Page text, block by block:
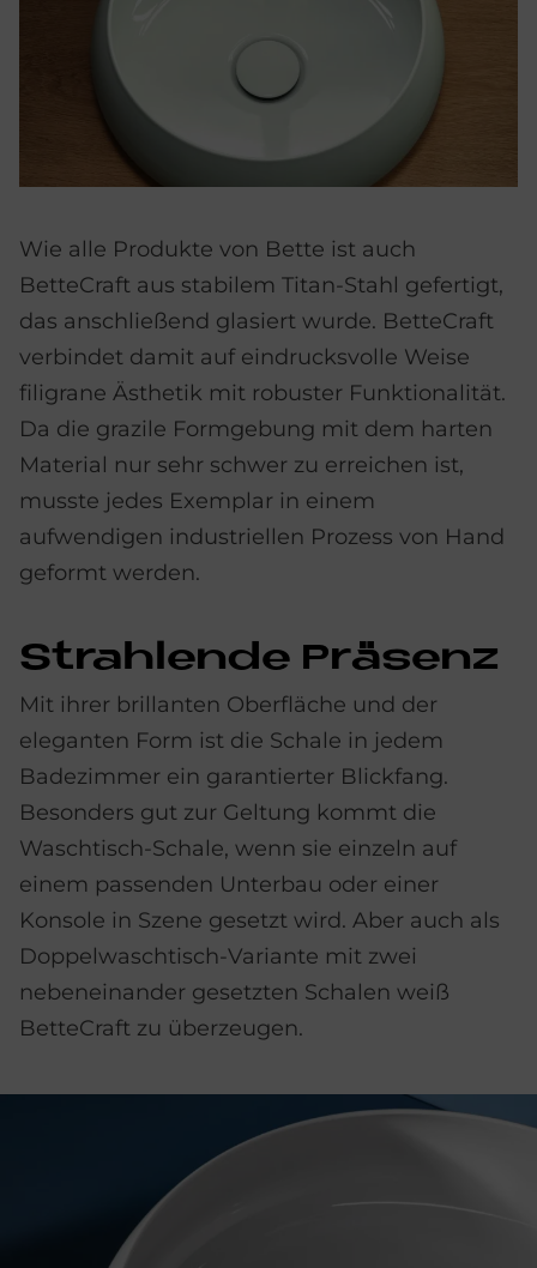
Wie alle Produkte von Bette ist auch
BetteCraft aus stabilem Titan-Stahl gefertigt,
das anschließend glasiert wurde. BetteCraft
verbindet damit auf eindrucksvolle Weise
filigrane Ästhetik mit robuster Funktionalität.
Da die grazile Formgebung mit dem harten
Material nur sehr schwer zu erreichen ist,
musste jedes Exemplar in einem
aufwendigen industriellen Prozess von Hand
geformt werden.
Strah­len­de Prä­senz
Mit ihrer brillanten Oberfläche und der
eleganten Form ist die Schale in jedem
Badezimmer ein garantierter Blickfang.
Besonders gut zur Geltung kommt die
Waschtisch-Schale, wenn sie einzeln auf
einem passenden Unterbau oder einer
Konsole in Szene gesetzt wird. Aber auch als
Doppelwaschtisch-Variante mit zwei
nebeneinander gesetzten Schalen weiß
BetteCraft zu überzeugen.